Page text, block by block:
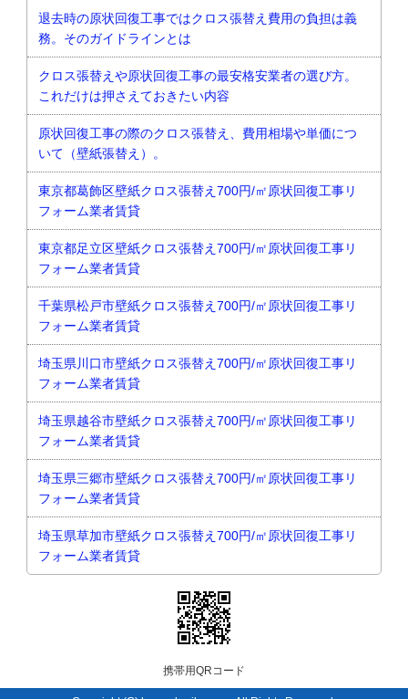
退去時の原状回復工事ではクロス張替え費用の負担は義
務。そのガイドラインとは
クロス張替えや原状回復工事の最安格安業者の選び方。
これだけは押さえておきたい内容
原状回復工事の際のクロス張替え、費用相場や単価につ
いて（壁紙張替え）。
東京都葛飾区壁紙クロス張替え700円/㎡原状回復工事リ
フォーム業者賃貸
東京都足立区壁紙クロス張替え700円/㎡原状回復工事リ
フォーム業者賃貸
千葉県松戸市壁紙クロス張替え700円/㎡原状回復工事リ
フォーム業者賃貸
埼玉県川口市壁紙クロス張替え700円/㎡原状回復工事リ
フォーム業者賃貸
埼玉県越谷市壁紙クロス張替え700円/㎡原状回復工事リ
フォーム業者賃貸
埼玉県三郷市壁紙クロス張替え700円/㎡原状回復工事リ
フォーム業者賃貸
埼玉県草加市壁紙クロス張替え700円/㎡原状回復工事リ
フォーム業者賃貸
携帯用QRコード